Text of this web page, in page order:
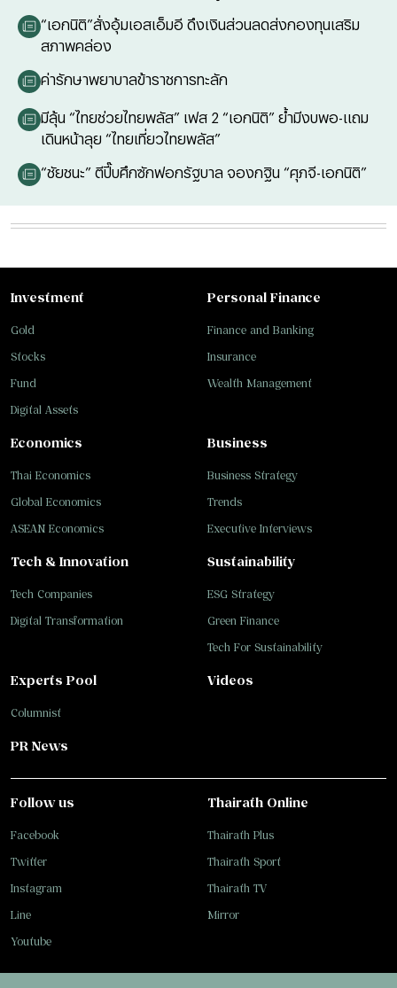
“เอกนิติ”สั่งอุ้มเอสเอ็มอี ดึงเงินส่วนลดส่งกองทุนเสริม
สภาพคล่อง
ค่ารักษาพยาบาลข้าราชการทะลัก
มีลุ้น “ไทยช่วยไทยพลัส” เฟส 2 “เอกนิติ” ย้ำมีงบพอ-แถม
เดินหน้าลุย “ไทยเที่ยวไทยพลัส”
“ชัยชนะ” ตีปี๊บศึกซักฟอกรัฐบาล จองกฐิน “ศุภจี-เอกนิติ”
Investment
Gold
Stocks
Fund
Digital Assets
Personal Finance
Finance and Banking
Insurance
Wealth Management
Business
Business Strategy
Trends
Executive Interviews
Tech & Innovation
Tech Companies
Digital Transformation
Sustainability
ESG Strategy
Green Finance
Tech For Sustainability
Economics
Thai Economics
Global Economics
ASEAN Economics
Experts Pool
Columnist
Videos
PR News
Follow us
Facebook
Twitter
Instagram
Line
Youtube
Thairath Online
Thairath Plus
Thairath Sport
Thairath TV
Mirror